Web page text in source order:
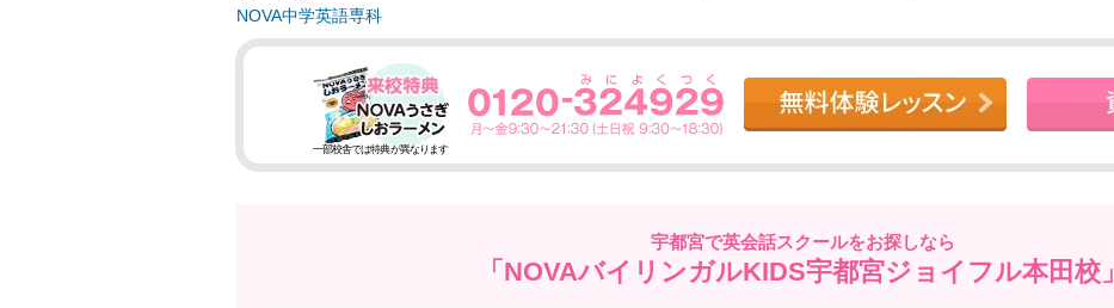
NOVA中学英語専科
一部校舎では特典が異なります
宇都宮で英会話スクールをお探しなら
「NOVAバイリンガルKIDS宇都宮ジョイフル本田校」